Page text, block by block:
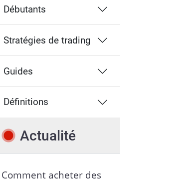
Débutants
Stratégies de trading
Guides
Définitions
Actualité
Comment acheter des